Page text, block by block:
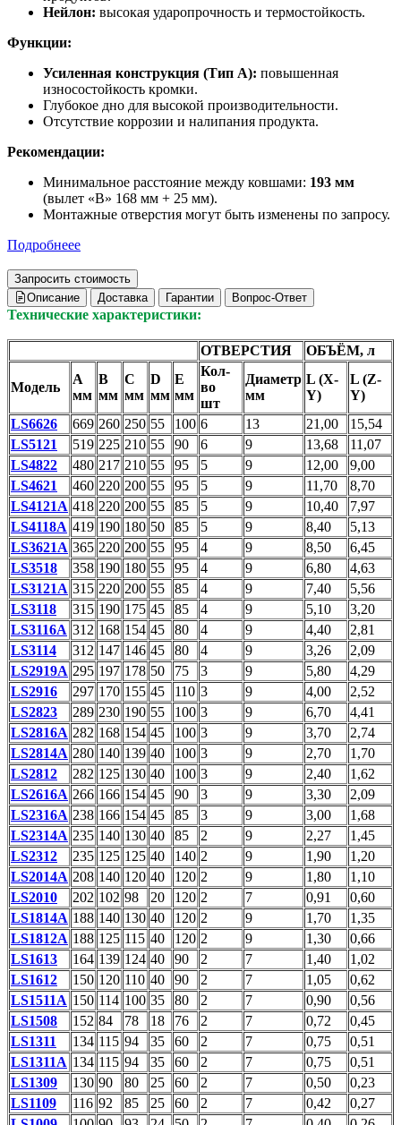
Нейлон: высокая ударопрочность и термостойкость.
Функции:
Усиленная конструкция (Тип А): повышенная
износостойкость кромки.
Глубокое дно для высокой производительности.
Отсутствие коррозии и налипания продукта.
Рекомендации:
Минимальное расстояние между ковшами: 193 мм
(вылет «В» 168 мм + 25 мм).
Монтажные отверстия могут быть изменены по запросу.
Подробнеее
Запросить стоимость
Описание
Доставка Гарантии Вопрос-Ответ
Технические характеристики:
ОТВЕРСТИЯ ОБЪЁМ, л
Модель
A
мм
B
мм
С
мм
D
мм
E
мм
Кол-
во
шт
Диаметр
мм
L (X-
Y)
L (Z-
Y)
LS6626
669 260 250 55 100 6 13 21,00
15,54
LS5121
519 225 210 55 90 6 9 13,68
11,07
LS4822
480 217 210 55 95 5 9 12,00
9,00
LS4621
460 220 200 55 95 5 9 11,70
8,70
LS4121A 418 220 200 55 85 5 9 10,40
7,97
LS4118A 419 190 180 50 85 5 9 8,40
5,13
LS3621A 365 220 200 55 95 4 9 8,50
6,45
LS3518
358 190 180 55 95 4 9 6,80
4,63
LS3121A 315 220 200 55 85 4 9 7,40
5,56
LS3118
315 190 175 45 85 4 9 5,10
3,20
LS3116A 312 168 154 45 80 4 9 4,40
2,81
LS3114
312 147 146 45 80 4 9 3,26
2,09
LS2919A 295 197 178 50 75 3 9 5,80
4,29
LS2916
297 170 155 45 110 3 9 4,00
2,52
LS2823
289 230 190 55 100 3 9 6,70
4,41
LS2816A 282 168 154 45 100 3 9 3,70
2,74
LS2814A 280 140 139 40 100 3 9 2,70
1,70
LS2812
282 125 130 40 100 3 9 2,40
1,62
LS2616A 266 166 154 45 90 3 9 3,30
2,09
LS2316A 238 166 154 45 85 3 9 3,00
1,68
LS2314A 235 140 130 40 85 2 9 2,27
1,45
LS2312
235 125 125 40 140 2 9 1,90
1,20
LS2014A 208 140 120 40 120 2 9 1,80
1,10
LS2010
202 102 98 20 120 2 7 0,91
0,60
LS1814A 188 140 130 40 120 2 9 1,70
1,35
LS1812A 188 125 115 40 120 2 9 1,30
0,66
LS1613
164 139 124 40 90 2 7 1,40
1,02
LS1612
150 120 110 40 90 2 7 1,05
0,62
LS1511A 150 114 100 35 80 2 7 0,90
0,56
LS1508
152 84 78 18 76 2 7 0,72
0,45
LS1311
134 115 94 35 60 2 7 0,75
0,51
LS1311A 134 115 94 35 60 2 7 0,75
0,51
LS1309
130 90 80 25 60 2 7 0,50
0,23
LS1109
116 92 85 25 60 2 7 0,42
0,27